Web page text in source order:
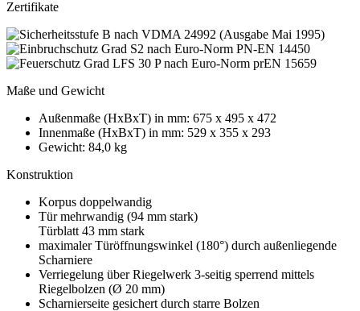
Zertifikate
Maße und Gewicht
Außenmaße (HxBxT) in mm: 675 x 495 x 472
Innenmaße (HxBxT) in mm: 529 x 355 x 293
Gewicht: 84,0 kg
Konstruktion
Korpus doppelwandig
Tür mehrwandig (94 mm stark)
Türblatt 43 mm stark
maximaler Türöffnungswinkel (180°) durch außenliegende
Scharniere
Verriegelung über Riegelwerk 3-seitig sperrend mittels
Riegelbolzen (Ø 20 mm)
Scharnierseite gesichert durch starre Bolzen